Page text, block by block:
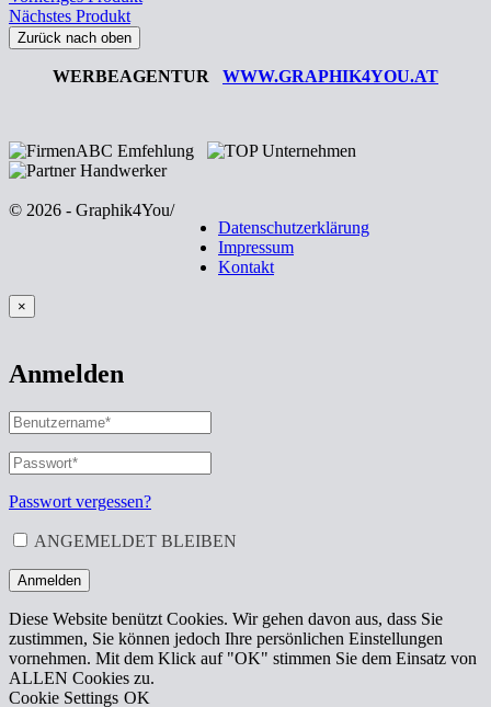
Nächstes Produkt
Zurück nach oben
WERBEAGENTUR WWW.GRAPHIK4YOU.AT
© 2026 - Graphik4You/
Datenschutzerklärung
Impressum
Kontakt
×
Anmelden
BENUTZERNAME
ODER
E-
MAIL-
ADRESSE*
ERFORDERLICH
PASSWORT
ERFORDERLICH
Passwort vergessen?
ANGEMELDET BLEIBEN
Anmelden
Diese Website benützt Cookies. Wir gehen davon aus, dass Sie
zustimmen, Sie können jedoch Ihre persönlichen Einstellungen
vornehmen. Mit dem Klick auf "OK" stimmen Sie dem Einsatz von
ALLEN Cookies zu.
Cookie Settings OK